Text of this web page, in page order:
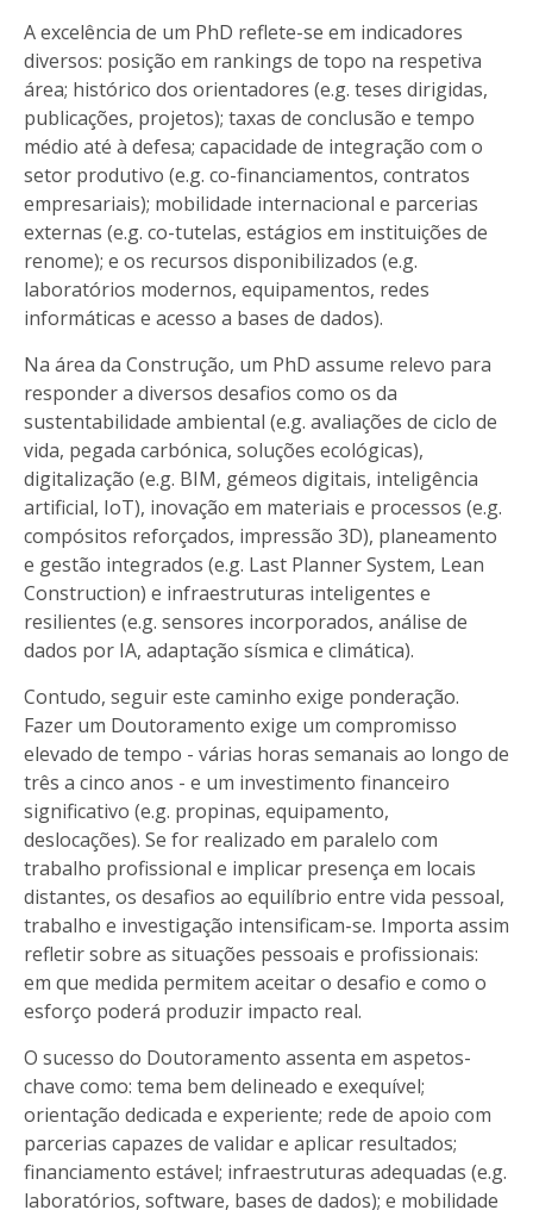
A excelência de um PhD reflete-se em indicadores
diversos: posição em rankings de topo na respetiva
área; histórico dos orientadores (e.g. teses dirigidas,
publicações, projetos); taxas de conclusão e tempo
médio até à defesa; capacidade de integração com o
setor produtivo (e.g. co-financiamentos, contratos
empresariais); mobilidade internacional e parcerias
externas (e.g. co-tutelas, estágios em instituições de
renome); e os recursos disponibilizados (e.g.
laboratórios modernos, equipamentos, redes
informáticas e acesso a bases de dados).
Na área da Construção, um PhD assume relevo para
responder a diversos desafios como os da
sustentabilidade ambiental (e.g. avaliações de ciclo de
vida, pegada carbónica, soluções ecológicas),
digitalização (e.g. BIM, gémeos digitais, inteligência
artificial, IoT), inovação em materiais e processos (e.g.
compósitos reforçados, impressão 3D), planeamento
e gestão integrados (e.g. Last Planner System, Lean
Construction) e infraestruturas inteligentes e
resilientes (e.g. sensores incorporados, análise de
dados por IA, adaptação sísmica e climática).
Contudo, seguir este caminho exige ponderação.
Fazer um Doutoramento exige um compromisso
elevado de tempo - várias horas semanais ao longo de
três a cinco anos - e um investimento financeiro
significativo (e.g. propinas, equipamento,
deslocações). Se for realizado em paralelo com
trabalho profissional e implicar presença em locais
distantes, os desafios ao equilíbrio entre vida pessoal,
trabalho e investigação intensificam-se. Importa assim
refletir sobre as situações pessoais e profissionais:
em que medida permitem aceitar o desafio e como o
esforço poderá produzir impacto real.
O sucesso do Doutoramento assenta em aspetos-
chave como: tema bem delineado e exequível;
orientação dedicada e experiente; rede de apoio com
parcerias capazes de validar e aplicar resultados;
financiamento estável; infraestruturas adequadas (e.g.
laboratórios, software, bases de dados); e mobilidade